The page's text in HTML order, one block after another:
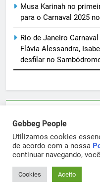
Musa Karinah no
para o Carnaval 2025
Rio de Janeiro
Flávia Alessandra,
desfilar no
Gebbeg
Gebbeg People
Utilizamos cookies
de acordo com a nossa
continuar navegando,
Cookies Aceito